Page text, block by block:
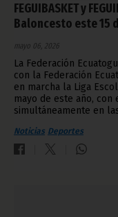
FEGUIBASKET y
Baloncesto este 15
mayo 06, 2026
La Federación
con la Federación
en marcha la Liga
mayo de este año,
simultáneamente en
Noticias Deportes